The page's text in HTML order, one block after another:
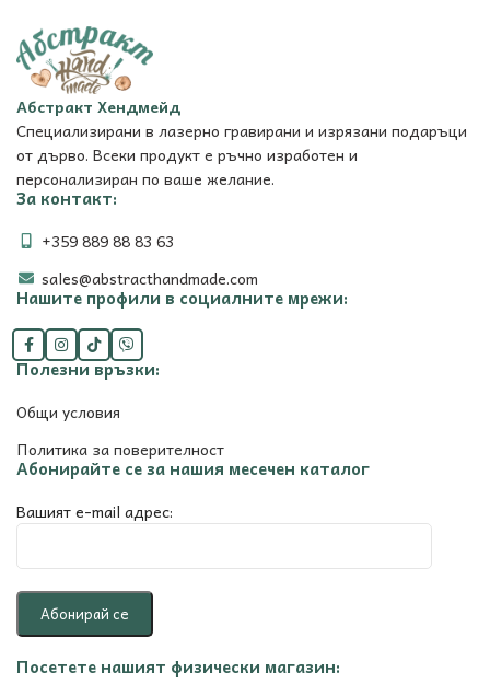
Абстракт Хендмейд
Специализирани в лазерно гравирани и изрязани подаръци
от дърво. Всеки продукт е ръчно изработен и
персонализиран по ваше желание.
За контакт:
+359 889 88 83 63
sales@abstracthandmade.com
Нашите профили в социалните мрежи:
Полезни връзки:
Общи условия
Политика за поверителност
Абонирайте се за нашия месечен каталог
Вашият e-mail адрес:
Посетете нашият физически магазин: